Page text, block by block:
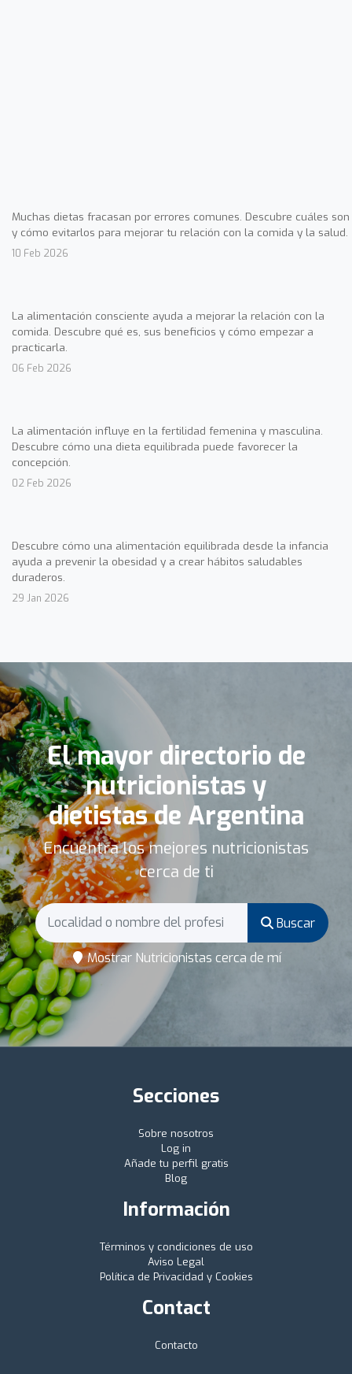
Muchas dietas fracasan por errores comunes. Descubre cuáles son
y cómo evitarlos para mejorar tu relación con la comida y la salud.
10 Feb 2026
La alimentación consciente ayuda a mejorar la relación con la
comida. Descubre qué es, sus beneficios y cómo empezar a
practicarla.
06 Feb 2026
La alimentación influye en la fertilidad femenina y masculina.
Descubre cómo una dieta equilibrada puede favorecer la
concepción.
02 Feb 2026
Descubre cómo una alimentación equilibrada desde la infancia
ayuda a prevenir la obesidad y a crear hábitos saludables
duraderos.
29 Jan 2026
El mayor directorio de
nutricionistas y
dietistas de Argentina
Encuentra los mejores nutricionistas
cerca de ti
Buscar
Mostrar Nutricionistas cerca de mí
Secciones
Sobre nosotros
Log in
Añade tu perfil gratis
Blog
Información
Términos y condiciones de uso
Aviso Legal
Política de Privacidad y Cookies
Contact
Contacto